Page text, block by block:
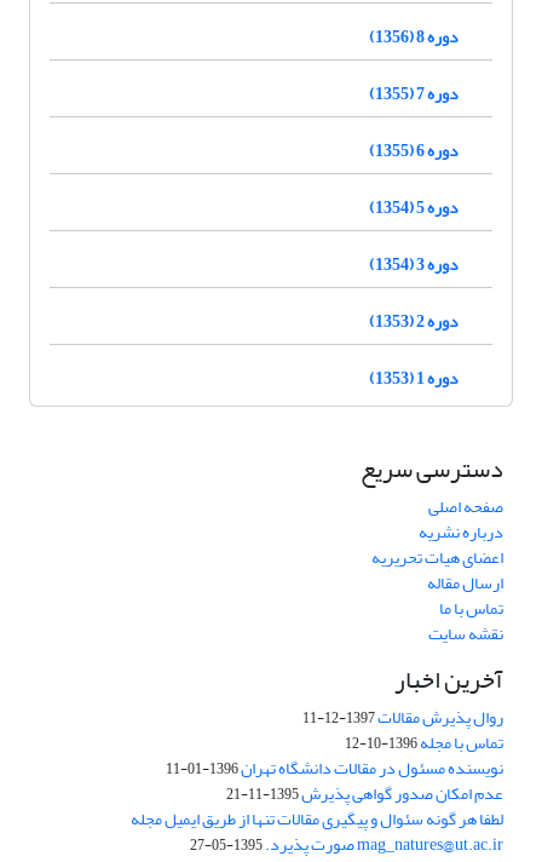
دوره 8 (1356)
دوره 7 (1355)
دوره 6 (1355)
دوره 5 (1354)
دوره 3 (1354)
دوره 2 (1353)
دوره 1 (1353)
دسترسی سریع
صفحه اصلی
درباره نشریه
اعضای هیات تحریریه
ارسال مقاله
تماس با ما
نقشه سایت
آخرین اخبار
روال پذیرش مقالات1397-12-11
تماس با مجله1396-10-12
نویسنده مسئول در مقالات دانشگاه تهران1396-01-11
عدم امکان صدور گواهی پذیرش1395-11-21
لطفا هر گونه سئوال و پیگیری مقالات تنها از طریق ایمیل مجله
mag_natures@ut.ac.ir صورت پذیرد. 1395-05-27